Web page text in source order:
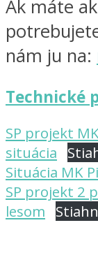
Ak máte
nám ju na:
Technické
SP projekt
situácia
Situácia MK
SP projekt 2
lesom